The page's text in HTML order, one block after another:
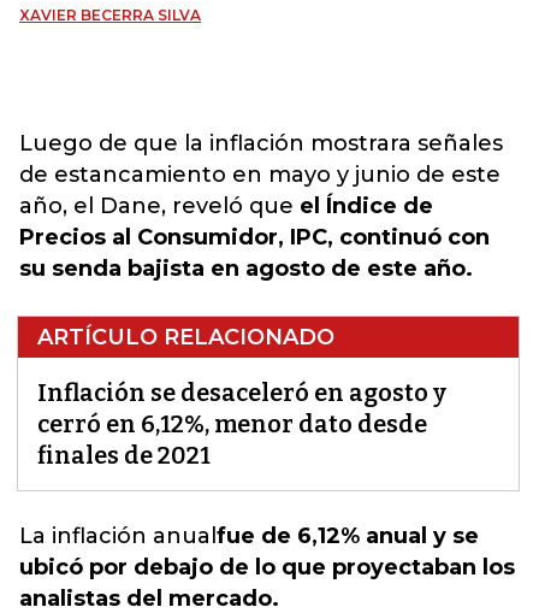
XAVIER BECERRA SILVA
Luego de que la inflación mostrara señales
de estancamiento en mayo y junio de este
año, el Dane, reveló que el Índice de
Precios al Consumidor, IPC, continuó con
su senda bajista en agosto de este año.
ARTÍCULO RELACIONADO
Inflación se desaceleró en agosto y
cerró en 6,12%, menor dato desde
finales de 2021
La inflación anual fue de 6,12% anual y se
ubicó por debajo de lo que proyectaban los
analistas del mercado.